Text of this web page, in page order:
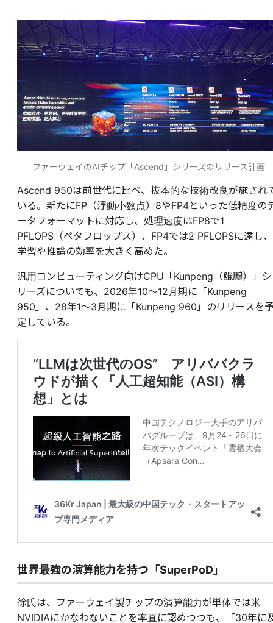
ファーウェイのAIチップ「Ascend」シリーズのリリース計画
Ascend 950は前世代に比べ、抜本的な技術改良が施され
いる。新たにFP（浮動小数点）8やFP4といった低精度の
ータフォーマットに対応し、処理速度はFP8で1
PFLOPS（ペタフロップス）、FP4では2 PFLOPSに達し、
学習や推論の効率を大きく高めた。
汎用コンピューティング向けCPU「Kunpeng（鯤鵬）」シ
リーズについても、2026年10〜12月期に「Kunpeng
950」、28年1〜3月期に「Kunpeng 960」のリリースを
定している。
世界最強の演算能力を持つ「SuperPoD」
徐氏は、ファーウェイ製チップの演算能力が単体では米
NVIDIAにかなわないことを率直に認めつつも、「30年に